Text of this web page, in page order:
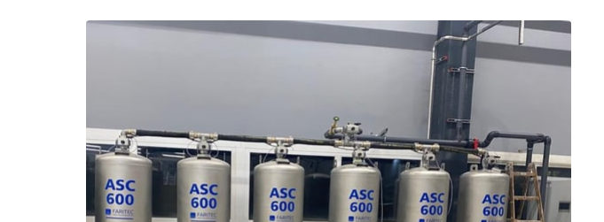
Scheibenfiltration
Umkehrosmoseanlage
Regenwasser